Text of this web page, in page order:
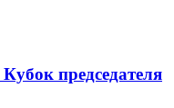
председателя